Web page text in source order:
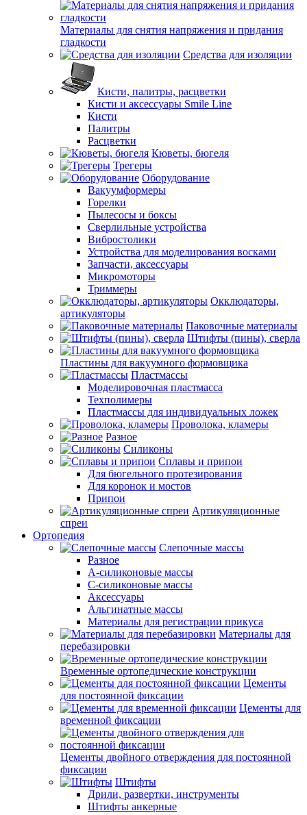
Материалы для снятия напряжения и придания
гладкости
Средства для изоляции
Кисти, палитры, расцветки
Кисти и аксессуары Smile Line
Кисти
Палитры
Расцветки
Кюветы, бюгеля
Трегеры
Оборудование
Вакуумформеры
Горелки
Пылесосы и боксы
Сверлильные устройства
Вибростолики
Устройства для моделирования восками
Запчасти, аксессуары
Микромоторы
Триммеры
Окклюдаторы,
артикуляторы
Паковочные материалы
Штифты (пины), сверла
Пластины для вакуумного формовщика
Пластмассы
Моделировочная пластмасса
Техполимеры
Пластмассы для индивидуальных ложек
Проволока, кламеры
Разное
Силиконы
Сплавы и припои
Для бюгельного протезирования
Для коронок и мостов
Припои
Артикуляционные
спреи
Ортопедия
Слепочные массы
Разное
А-силиконовые массы
С-силиконовые массы
Аксессуары
Альгинатные массы
Материалы для регистрации прикуса
Материалы для
перебазировки
Временные ортопедические конструкции
Цементы
для постоянной фиксации
Цементы для
временной фиксации
Цементы двойного отверждения для постоянной
фиксации
Штифты
Дрили, развертки, инструменты
Штифты анкерные